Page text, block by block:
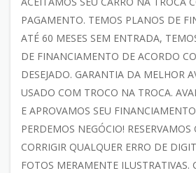
PAGAMENTO. TEMOS PLANOS DE
ATÉ 60 MESES SEM ENTRADA,
DE FINANCIAMENTO DE ACORDO
DESEJADO. GARANTIA DA MELHOR
USADO COM TROCO NA TROCA.
E APROVAMOS SEU
PERDEMOS NEGÓCIO!
CORRIGIR QUALQUER ERRO DE
FOTOS MERAMENTE ILUSTRATIVAS.